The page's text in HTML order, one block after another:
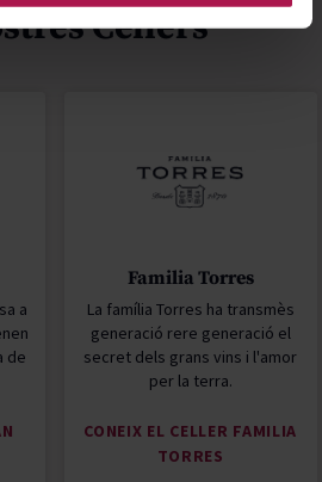
Cellers
a
de
Familia Torres
La família Torres ha transmès
generació rere generació el
secret dels grans vins i l'amor
per la terra.
CONEIX EL CELLER FAMILIA
TORRES